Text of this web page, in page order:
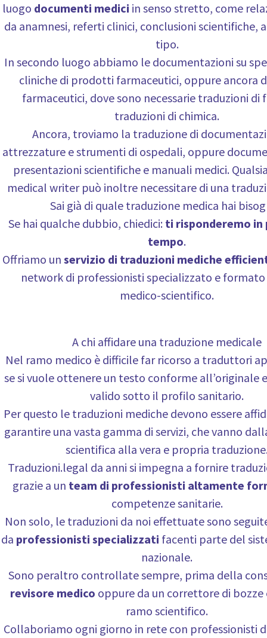
luogo documenti medici in senso stretto, come
da anamnesi, referti clinici, conclusioni scientifiche,
tipo.
In secondo luogo abbiamo le documentazioni su
cliniche di prodotti farmaceutici, oppure ancora
farmaceutici, dove sono necessarie traduzioni
traduzioni di chimica.
Ancora, troviamo la traduzione di
attrezzature e strumenti di ospedali, oppure
presentazioni scientifiche e manuali medici.
medical writer può inoltre necessitare di una
Sai già di quale traduzione medica hai
Se hai qualche dubbio, chiedici: ti risponderemo in
tempo.
Offriamo un servizio di traduzioni mediche
network di professionisti specializzato e
medico-scientifico.
A chi affidare una traduzione medicale
Nel ramo medico è difficile far ricorso a traduttori
se si vuole ottenere un testo conforme all’originale
valido sotto il profilo sanitario.
Per questo le traduzioni mediche devono essere
garantire una vasta gamma di servizi, che vanno
scientifica alla vera e propria
Traduzioni.legal da anni si impegna a fornire
grazie a un team di professionisti altamente
competenze sanitarie.
Non solo, le traduzioni da noi effettuate sono
da professionisti specializzati facenti parte del
nazionale.
Sono peraltro controllate sempre, prima della
revisore medico oppure da un correttore di
ramo scientifico.
Collaboriamo ogni giorno in rete con professionisti